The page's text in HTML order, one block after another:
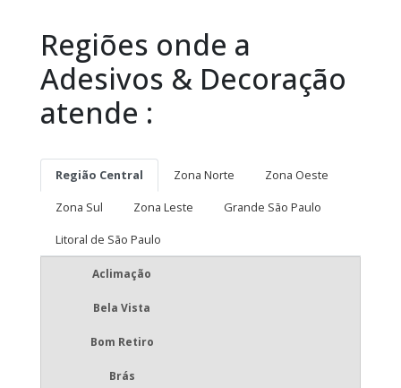
Regiões onde a
Adesivos & Decoração
atende :
Região Central Zona Norte
Zona Oeste
Zona Sul
Zona Leste
Grande São Paulo
Litoral de São Paulo
Aclimação
Bela Vista
Bom Retiro
Brás